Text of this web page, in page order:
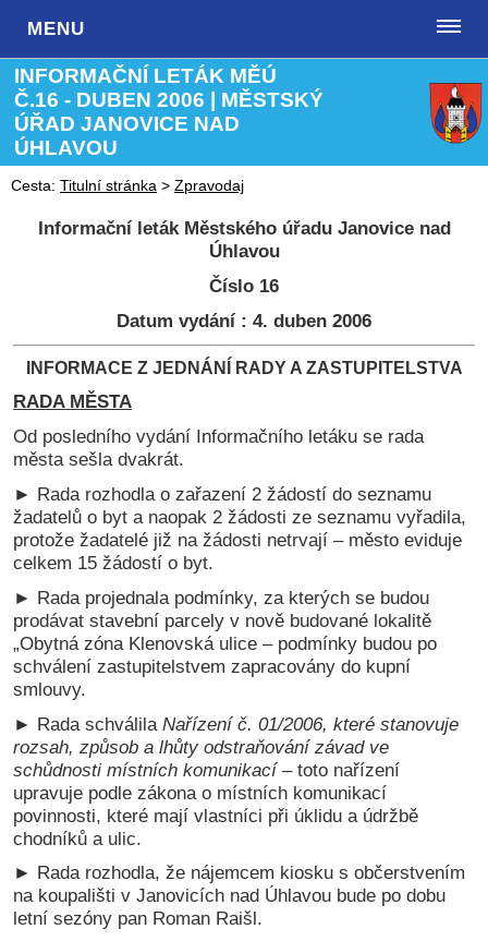
MENU
INFORMAČNÍ LETÁK MĚÚ
Č.16 - DUBEN 2006 | MĚSTSKÝ
ÚŘAD JANOVICE NAD
ÚHLAVOU
Cesta: Titulní stránka >Zpravodaj
Informační leták Městského úřadu Janovice nad
Úhlavou
Číslo 16
Datum vydání : 4. duben 2006
INFORMACE Z JEDNÁNÍ RADY A ZASTUPITELSTVA
RADA MĚSTA
Od posledního vydání Informačního letáku se rada
města sešla dvakrát.
► Rada rozhodla o zařazení 2 žádostí do seznamu
žadatelů o byt a naopak 2 žádosti ze seznamu vyřadila,
protože žadatelé již na žádosti netrvají – město eviduje
celkem 15 žádostí o byt.
► Rada projednala podmínky, za kterých se budou
prodávat stavební parcely v nově budované lokalitě
„Obytná zóna Klenovská ulice – podmínky budou po
schválení zastupitelstvem zapracovány do kupní
smlouvy.
► Rada schválilaNařízení č. 01/2006, které stanovuje
rozsah, způsob a lhůty odstraňování závad ve
schůdnosti místních komunikací– toto nařízení
upravuje podle zákona o místních komunikací
povinnosti, které mají vlastníci při úklidu a údržbě
chodníků a ulic.
► Rada rozhodla, že nájemcem kiosku s občerstvením
na koupališti v Janovicích nad Úhlavou bude po dobu
letní sezóny pan Roman Raišl.